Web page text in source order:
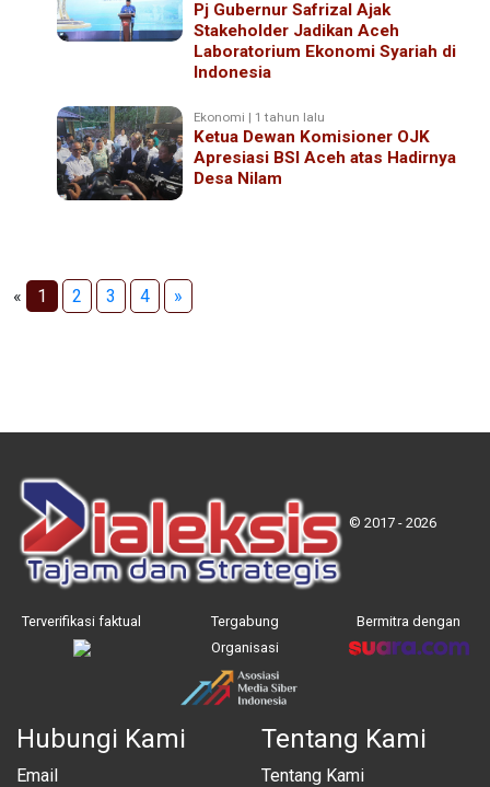
Pj Gubernur Safrizal Ajak
Stakeholder Jadikan Aceh
Laboratorium Ekonomi Syariah di
Indonesia
Ekonomi | 1 tahun lalu
Ketua Dewan Komisioner OJK
Apresiasi BSI Aceh atas Hadirnya
Desa Nilam
« 1 2 3 4 »
© 2017 - 2026
Terverifikasi faktual
Tergabung
Organisasi
Bermitra dengan
Hubungi Kami
Email
Tentang Kami
Tentang Kami